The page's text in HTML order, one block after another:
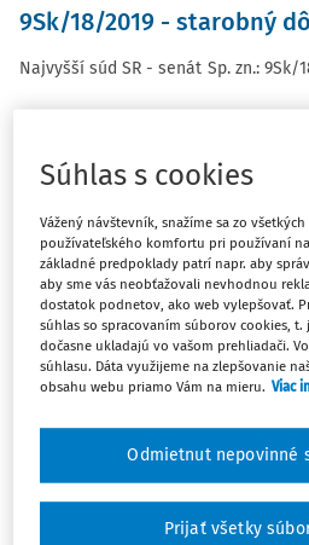
9Sk/18/2019 - starobný
Najvyšší súd SR - senát Sp. zn.: 9Sk/
JUDIKATÚRA
9Sžsk/50/2020 - nárok na
sťaženie spoločenského
Najvyšší súd SR - senát Sp. zn.:
Vydané:26. 5. 2021
8Cdo/208/2020 -
štátnozamestnaneckého
Najvyšší súd SR - senát Sp. zn.:
Súhlas s cookies
Vážený návštevník, snažíme sa zo
používateľského komfortu pri používaní
základné predpoklady patrí napr. aby
aby sme vás neobťažovali nevhodnou
dostatok podnetov, ako web vylepšovať.
súhlas so spracovaním súborov cookies,
dočasne ukladajú vo vašom prehliadači.
súhlasu. Dáta využijeme na zlepšovanie
obsahu webu priamo Vám na mieru. Viac
Odmietnut nepovinné
Prijať všetky